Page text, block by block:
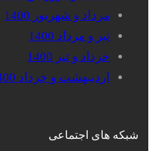
مرداد و شهریور 1400
تیر و مرداد 1400
خرداد و تیر 1400
اردیبهشت و خرداد 1400
شبکه های اجتماعی